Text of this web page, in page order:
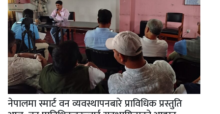
नेपालमा स्मार्ट वन व्यवस्थापनबारे प्राविधिक प्रस्तुति